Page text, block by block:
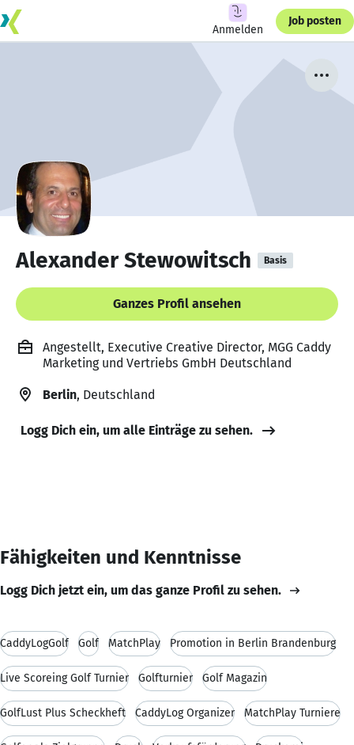
Anmelden
Job posten
Alexander Stewowitsch Basis
Ganzes Profil ansehen
Angestellt, Executive Creative Director, MGG Caddy
Marketing und Vertriebs GmbH Deutschland
Berlin, Deutschland
Logg Dich ein, um alle Einträge zu sehen.
Fähigkeiten und Kenntnisse
Logg Dich jetzt ein, um das ganze Profil zu sehen.
CaddyLogGolf Golf MatchPlay Promotion in Berlin Brandenburg
Live Scoreing Golf Turnier Golfturnier Golf Magazin
GolfLust Plus Scheckheft CaddyLog Organizer MatchPlay Turniere